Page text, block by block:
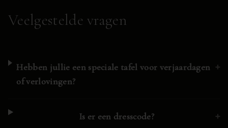
Veelgestelde vragen
Hebben jullie een speciale tafel voor verjaardagen
of verlovingen?
+
Is er een dresscode? +